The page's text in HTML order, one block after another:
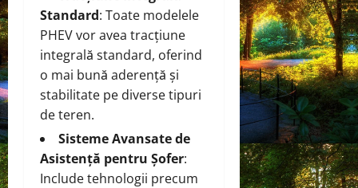
Standard: Toate modelele
PHEV vor avea tracțiune
integrală standard, oferind
o mai bună aderență și
stabilitate pe diverse tipuri
de teren.
Sisteme Avansate de
Asistență pentru Șofer:
Include tehnologii precum